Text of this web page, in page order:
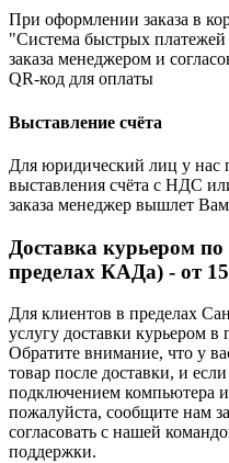
При оформлении заказа в
"Система быстрых
заказа менеджером и
QR-код для оплаты
Выставление счёта
Для юридический лиц у нас
выставления счёта с НДС
заказа менеджер вышлет
Доставка курьером
пределах КАДа) - от
Для клиентов в пределах
услугу доставки курьером
Обратите внимание, что у
товар после доставки, и
подключением компьютера
пожалуйста, сообщите нам
согласовать с нашей
поддержки.